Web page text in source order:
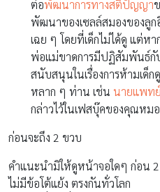
ต่อพัฒนาการทางสติปัญญา
พัฒนาของเซลล์สมองของลูก
เฉย ๆ โดยที่เด็กไม่ได้ดู แต่ห
พ่อแม่ขาดการมีปฏิสัมพันธ์กั
สนับสนุนในเรื่องการห้ามเด็
หลาก ๆ ท่าน เช่น นายแพท
กล่าวไว้ในเฟสบุ๊คของคุณหม
ก่อนจะถึง 2 ขวบ
คำแนะนำมิให้ดูหน้าจอใดๆ ก่อน
ไม่มีข้อโต้แย้ง ตรงกันทั่วโลก